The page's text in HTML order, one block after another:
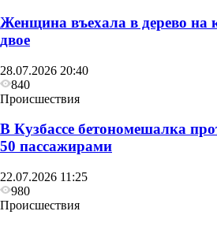
Женщина въехала в дерево на
двое
28.07.2026 20:40
840
Происшествия
В Кузбассе бетономешалка
50 пассажирами
22.07.2026 11:25
980
Происшествия